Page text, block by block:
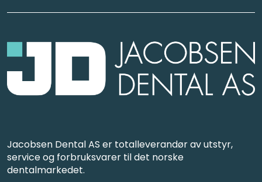
Jacobsen Dental AS er totalleverandør av utstyr,
service og forbruksvarer til det norske
dentalmarkedet.